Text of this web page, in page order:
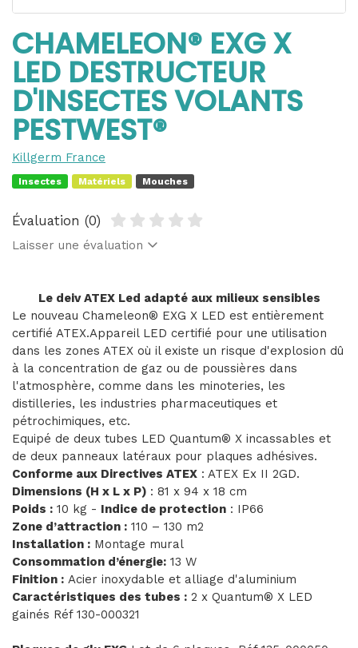
CHAMELEON® EXG X
LED DESTRUCTEUR
D'INSECTES VOLANTS
PESTWEST®
Killgerm France
Insectes Matériels Mouches
Évaluation (0)
Laisser une évaluation
Le deiv ATEX Led adapté aux milieux sensibles
Le nouveau Chameleon® EXG X LED est entièrement
certifié ATEX.Appareil LED certifié pour une utilisation
dans les zones ATEX où il existe un risque d'explosion dû
à la concentration de gaz ou de poussières dans
l'atmosphère, comme dans les minoteries, les
distilleries, les industries pharmaceutiques et
pétrochimiques, etc.
Equipé de deux tubes LED Quantum® X incassables et
de deux panneaux latéraux pour plaques adhésives.
Conforme aux Directives ATEX : ATEX Ex II 2GD.
Dimensions (H x L x P) : 81 x 94 x 18 cm
Poids : 10 kg - Indice de protection : IP66
Zone d’attraction : 110 – 130 m2
Installation : Montage mural
Consommation d’énergie: 13 W
Finition : Acier inoxydable et alliage d'aluminium
Caractéristiques des tubes : 2 x Quantum® X LED
gainés Réf 130-000321